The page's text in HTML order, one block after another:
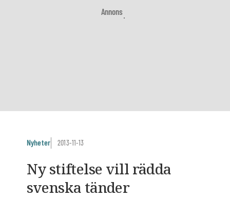
Annons
Nyheter 2013-11-13
Ny stiftelse vill rädda
svenska tänder